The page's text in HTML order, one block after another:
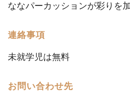
ななパーカッションが彩りを加
連絡事項
未就学児は無料
お問い合わせ先